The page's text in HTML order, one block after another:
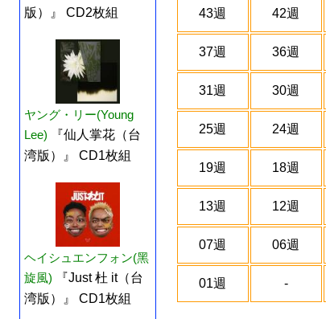
版）』 CD2枚組
ヤング・リー(Young
Lee)
『仙人掌花（台
湾版）』 CD1枚組
ヘイシュエンフォン(黑
旋風)
『Just 杜 it（台
湾版）』 CD1枚組
43週 42週
37週 36週
31週 30週
25週 24週
19週 18週
13週 12週
07週 06週
01週 -